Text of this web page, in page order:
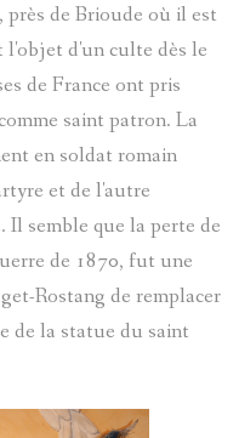
près de Brioude où il est
l'objet d'un culte dès le
de France ont pris
saint patron. La
en soldat romain
et de l'autre
semble que la perte de
de 1870, fut une
Rostang de remplacer
de la statue du saint